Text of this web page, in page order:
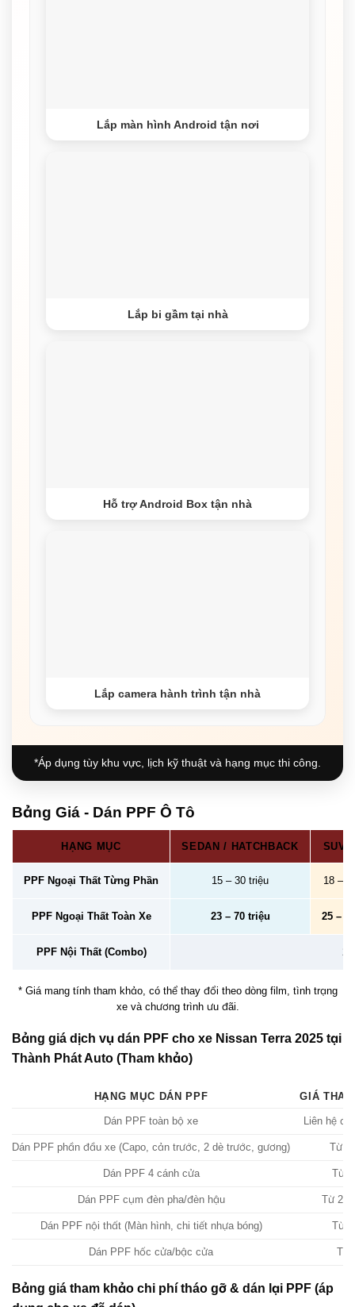
Lắp màn hình Android tận nơi
Lắp bi gầm tại nhà
Hỗ trợ Android Box tận nhà
Lắp camera hành trình tận nhà
*Áp dụng tùy khu vực, lịch kỹ thuật và hạng mục thi công.
Bảng Giá - Dán PPF Ô Tô
HẠNG MỤC SEDAN / HATCHBACK SUV
PPF Ngoại Thất Từng Phần 15 – 30 triệu 18 –
PPF Ngoại Thất Toàn Xe 23 – 70 triệu 25 –
PPF Nội Thất (Combo) 2
* Giá mang tính tham khảo, có thể thay đổi theo dòng film, tình trạng
xe và chương trình ưu đãi.
Bảng giá dịch vụ dán PPF cho xe Nissan Terra 2025 tại
Thành Phát Auto (Tham khảo)
HẠNG MỤC DÁN PPF GIÁ
Dán PPF toàn bộ xe Liên hệ
Dán PPF phần đầu xe (Capo, cản trước, 2 dè trước, gương) Từ
Dán PPF 4 cánh cửa Từ
Dán PPF cụm đèn pha/đèn hậu Từ
Dán PPF nội thất (Màn hình, chi tiết nhựa bóng) Từ
Dán PPF hốc cửa/bậc cửa Từ
Bảng giá tham khảo chi phí tháo gỡ & dán lại PPF (áp